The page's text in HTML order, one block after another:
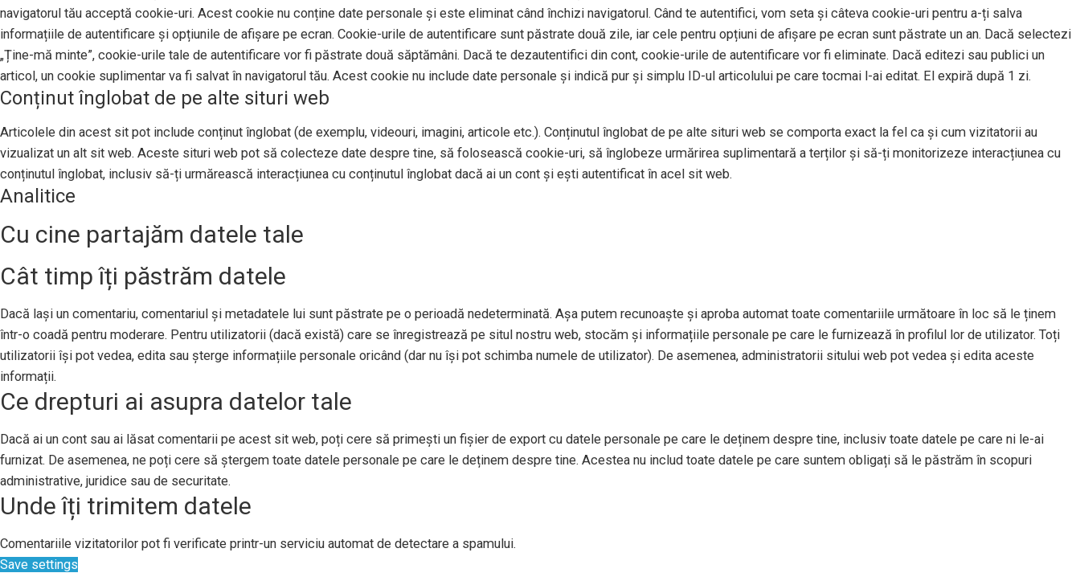
navigatorul tău acceptă cookie-uri. Acest cookie nu conține date personale și este eliminat când închizi navigatorul. Când te autentifici, vom seta și câteva cookie-uri pentru a-ți salva
informațiile de autentificare și opțiunile de afișare pe ecran. Cookie-urile de autentificare sunt păstrate două zile, iar cele pentru opțiuni de afișare pe ecran sunt păstrate un an. Dacă selectezi
„Ține-mă minte”, cookie-urile tale de autentificare vor fi păstrate două săptămâni. Dacă te dezautentifici din cont, cookie-urile de autentificare vor fi eliminate. Dacă editezi sau publici un
articol, un cookie suplimentar va fi salvat în navigatorul tău. Acest cookie nu include date personale și indică pur și simplu ID-ul articolului pe care tocmai l-ai editat. El expiră după 1 zi.
Conținut înglobat de pe alte situri web
Articolele din acest sit pot include conținut înglobat (de exemplu, videouri, imagini, articole etc.). Conținutul înglobat de pe alte situri web se comporta exact la fel ca și cum vizitatorii au
vizualizat un alt sit web. Aceste situri web pot să colecteze date despre tine, să folosească cookie-uri, să înglobeze urmărirea suplimentară a terților și să-ți monitorizeze interacțiunea cu
conținutul înglobat, inclusiv să-ți urmărească interacțiunea cu conținutul înglobat dacă ai un cont și ești autentificat în acel sit web.
Analitice
Cu cine partajăm datele tale
Cât timp îți păstrăm datele
Dacă lași un comentariu, comentariul și metadatele lui sunt păstrate pe o perioadă nedeterminată. Așa putem recunoaște și aproba automat toate comentariile următoare în loc să le ținem
într-o coadă pentru moderare. Pentru utilizatorii (dacă există) care se înregistrează pe situl nostru web, stocăm și informațiile personale pe care le furnizează în profilul lor de utilizator. Toți
utilizatorii își pot vedea, edita sau șterge informațiile personale oricând (dar nu își pot schimba numele de utilizator). De asemenea, administratorii sitului web pot vedea și edita aceste
informații.
Ce drepturi ai asupra datelor tale
Dacă ai un cont sau ai lăsat comentarii pe acest sit web, poți cere să primești un fișier de export cu datele personale pe care le deținem despre tine, inclusiv toate datele pe care ni le-ai
furnizat. De asemenea, ne poți cere să ștergem toate datele personale pe care le deținem despre tine. Acestea nu includ toate datele pe care suntem obligați să le păstrăm în scopuri
administrative, juridice sau de securitate.
Unde îți trimitem datele
Comentariile vizitatorilor pot fi verificate printr-un serviciu automat de detectare a spamului.
Save settings